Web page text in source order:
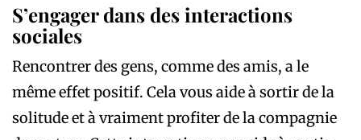
S’engager dans des interactions
sociales
Rencontrer des gens, comme des amis, a le
même effet positif. Cela vous aide à sortir de la
solitude et à vraiment profiter de la compagnie